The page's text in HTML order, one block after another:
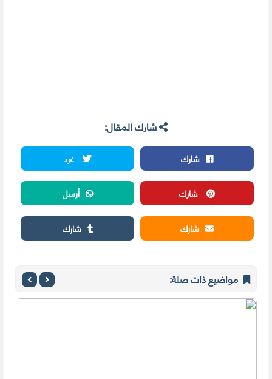
شارك المقال:
شارك
غرد
شارك
أرسل
شارك
شارك
مواضيع ذات صلة: